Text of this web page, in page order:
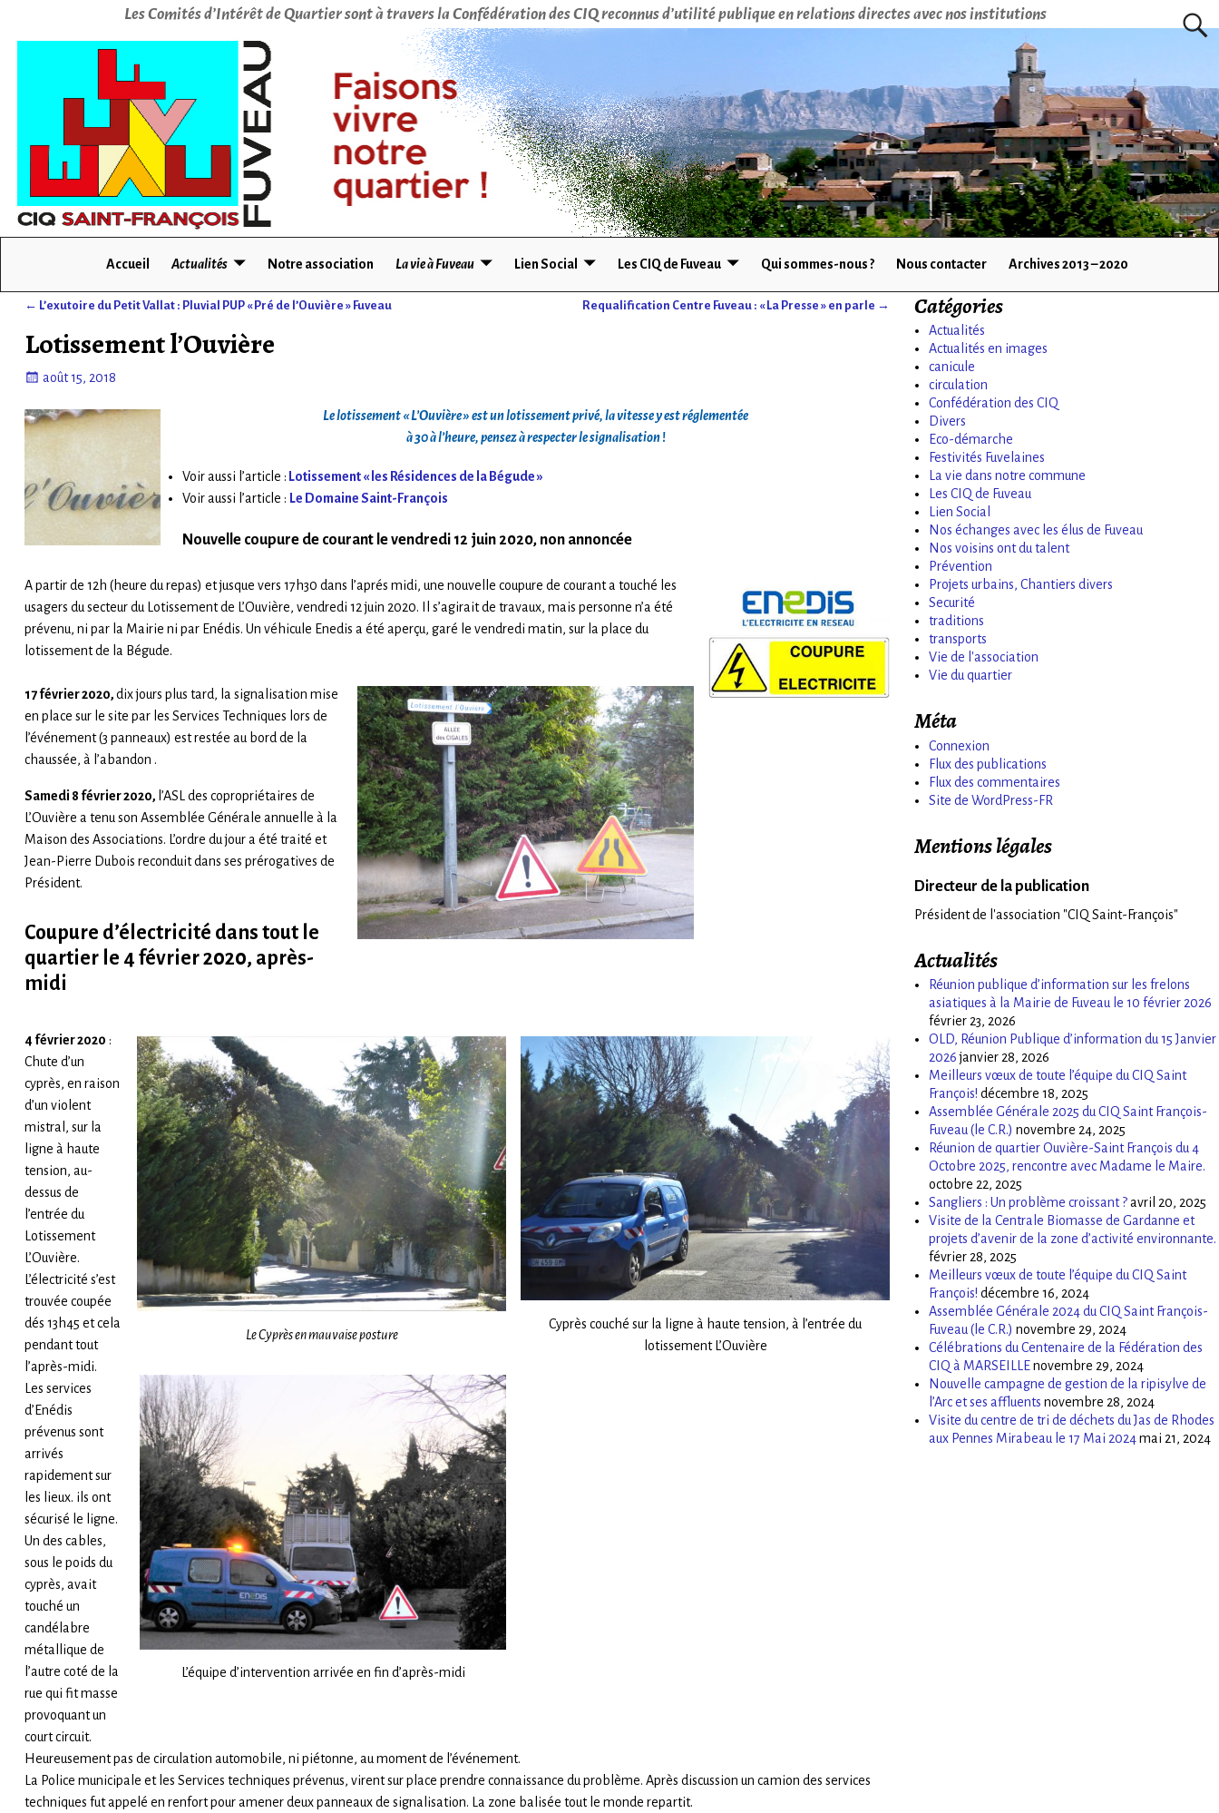
Les Comités d’Intérêt de Quartier sont à travers la Confédération des CIQ reconnus d’utilité publique en relations directes avec nos institutions
Accueil Actualités Notre association La vie à Fuveau Lien Social Les CIQ de Fuveau Qui sommes-nous ? Nous contacter Archives 2013 – 2020
← L’exutoire du Petit Vallat : Pluvial PUP « Pré de l’Ouvière » Fuveau Requalification Centre Fuveau : « La Presse » en parle →
Lotissement l’Ouvière
août 15, 2018
Le lotissement « L’Ouvière » est un lotissement privé,la vitesse y est réglementée
à 30 à l’heure, pensez à respecter le signalisation!
Voir aussi l’article : Lotissement « les Résidences de la Bégude »
Voir aussi l’article : Le Domaine Saint-François
Nouvelle coupure de courant le vendredi 12 juin 2020, non annoncée
A partir de 12h (heure du repas) et jusque vers 17h30 dans l’aprés midi, une nouvelle coupure de courant a touché les
usagers du secteur du Lotissement de L’Ouvière, vendredi 12 juin 2020. Il s’agirait de travaux, mais personne n’a été
prévenu, ni par la Mairie ni par Enédis. Un véhicule Enedis a été aperçu, garé le vendredi matin, sur la place du
lotissement de la Bégude.
17 février 2020,dix jours plus tard, la signalisation mise
en place sur le site par les Services Techniques lors de
l’événement (3 panneaux) est restée au bord de la
chaussée, à l’abandon .
Samedi 8 février 2020, l’ASL des copropriétaires de
L’Ouvière a tenu son Assemblée Générale annuelle à la
Maison des Associations. L’ordre du jour a été traité et
Jean-Pierre Dubois reconduit dans ses prérogatives de
Président.
Coupure d’électricité dans tout le
quartier le 4 février 2020, après-
midi
Cyprès couché sur la ligne à haute tension, à l’entrée du
lotissement L’Ouvière
Le Cyprès en mauvaise posture
L’équipe d’intervention arrivée en fin d’après-midi
4 février 2020 :
Chute d’un
cyprès, en raison
d’un violent
mistral, sur la
ligne à haute
tension, au-
dessus de
l’entrée du
Lotissement
L’Ouvière.
L’électricité s’est
trouvée coupée
dés 13h45 et cela
pendant tout
l’après-midi.
Les services
d’Enédis
prévenus sont
arrivés
rapidement sur
les lieux. ils ont
sécurisé le ligne.
Un des cables,
sous le poids du
cyprès, avait
touché un
candélabre
métallique de
l’autre coté de la
rue qui fit masse
provoquant un
court circuit.
Heureusement pas de circulation automobile, ni piétonne, au moment de l’événement.
La Police municipale et les Services techniques prévenus, virent sur place prendre connaissance du problème. Après discussion un camion des services
techniques fut appelé en renfort pour amener deux panneaux de signalisation. La zone balisée tout le monde repartit.
Catégories
Actualités
Actualités en images
canicule
circulation
Confédération des CIQ
Divers
Eco-démarche
Festivités Fuvelaines
La vie dans notre commune
Les CIQ de Fuveau
Lien Social
Nos échanges avec les élus de Fuveau
Nos voisins ont du talent
Prévention
Projets urbains, Chantiers divers
Securité
traditions
transports
Vie de l'association
Vie du quartier
Méta
Connexion
Flux des publications
Flux des commentaires
Site de WordPress-FR
Mentions légales
Directeur de la publication
Président de l'association "CIQ Saint-François"
Actualités
Réunion publique d’information sur les frelons
asiatiques à la Mairie de Fuveau le 10 février 2026
février 23, 2026
OLD, Réunion Publique d’information du 15 Janvier
2026 janvier 28, 2026
Meilleurs vœux de toute l’équipe du CIQ Saint
François! décembre 18, 2025
Assemblée Générale 2025 du CIQ Saint François-
Fuveau (le C.R.) novembre 24, 2025
Réunion de quartier Ouvière-Saint François du 4
Octobre 2025, rencontre avec Madame le Maire.
octobre 22, 2025
Sangliers : Un problème croissant ?avril 20, 2025
Visite de la Centrale Biomasse de Gardanne et
projets d’avenir de la zone d’activité environnante.
février 28, 2025
Meilleurs vœux de toute l’équipe du CIQ Saint
François! décembre 16, 2024
Assemblée Générale 2024 du CIQ Saint François-
Fuveau (le C.R.) novembre 29, 2024
Célébrations du Centenaire de la Fédération des
CIQ à MARSEILLEnovembre 29, 2024
Nouvelle campagne de gestion de la ripisylve de
l’Arc et ses affluents novembre 28, 2024
Visite du centre de tri de déchets du Jas de Rhodes
aux Pennes Mirabeau le 17 Mai 2024mai 21, 2024